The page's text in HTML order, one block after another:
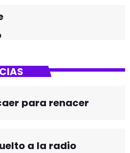
para renacer
a la radio